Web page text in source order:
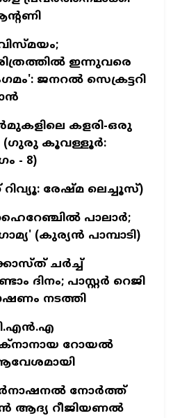
ഇന്നുവരെ
ജനറൽ സെക്രട്ടറി
കളരി-ഒരു
(ഗുരു കൂവള്ളൂര്‍:
- 8)
രേഷ്മ ലെച്ചൂസ്)
പാലാർ;
(കുര്യൻ പാമ്പാടി)
ചർച്ച്
ദിനം; പാസ്റ്റർ റെജി
നടത്തി
റോയൽ
നോർത്ത്
ആദ്യ റീജിയണൽ